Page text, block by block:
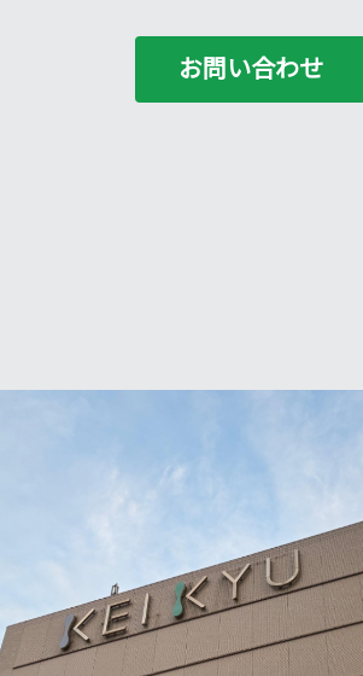
お問い合わせ
お問い合わせ